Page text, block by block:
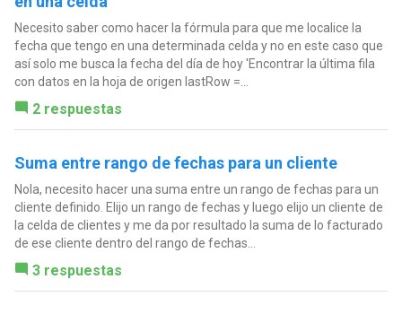
Necesito saber como hacer la fórmula para que me localice la
fecha que tengo en una determinada celda y no en este caso que
así solo me busca la fecha del día de hoy 'Encontrar la última fila
con datos en la hoja de origen lastRow =...
2 respuestas
Suma entre rango de fechas para un cliente
Nola, necesito hacer una suma entre un rango de fechas para un
cliente definido. Elijo un rango de fechas y luego elijo un cliente de
la celda de clientes y me da por resultado la suma de lo facturado
de ese cliente dentro del rango de fechas...
3 respuestas